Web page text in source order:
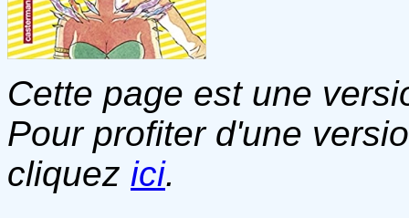
Cette page est une
Pour profiter d'une
cliquez ici.